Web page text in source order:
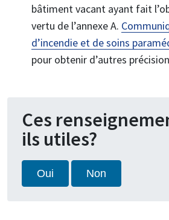
bâtiment vacant ayant fait
vertu de l’annexe A.
d’incendie et de soins
pour obtenir d’autres
Ces
ils utiles?
Oui Non